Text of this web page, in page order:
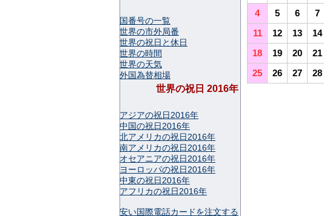
4
5 6 7
11
12 13 14
18
19 20 21
25
26 27 28
国番号の一覧
世界の市外局番
世界の祝日と休日
世界の時間
世界の天気
外国為替相場
世界の祝日 2016年
アジアの祝日2016年
中国の祝日2016年
北アメリカの祝日2016年
南アメリカの祝日2016年
オセアニアの祝日2016年
ヨーロッパの祝日2016年
中東の祝日2016年
アフリカの祝日2016年
安い国際電話カードを注文する